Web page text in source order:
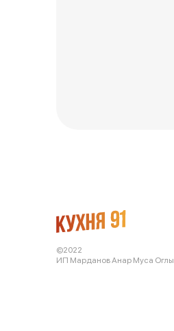
©2022
ИП Марданов Анар Муса Оглы